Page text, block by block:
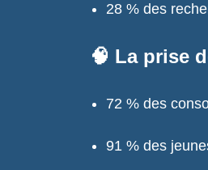
28 % des
🧠 La prise
72 % des
91 % des